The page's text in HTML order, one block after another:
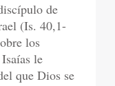
de
(Is. 40,1-
los
le
que Dios se